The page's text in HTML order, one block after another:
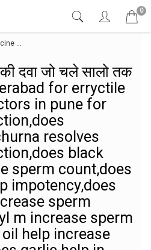
0
दवा जो चले सालो तक
for erryctile
in pune for
resolves
black
sperm count,does
impotency,does
sperm
m increase sperm
help increase